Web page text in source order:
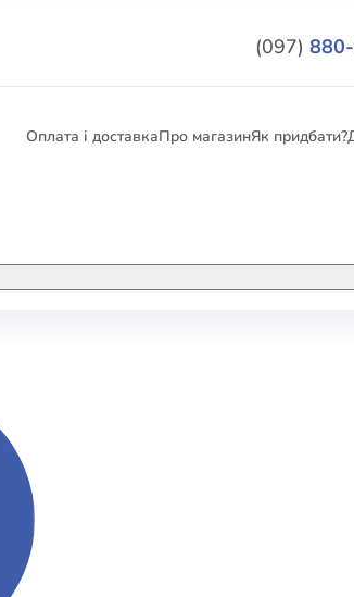
(097)
Оплата і доставкаПро магазинЯк придбати?
ЕЛЕКТРОННІ КНИГИ
КНИГА В КОМПЛЕКТІ